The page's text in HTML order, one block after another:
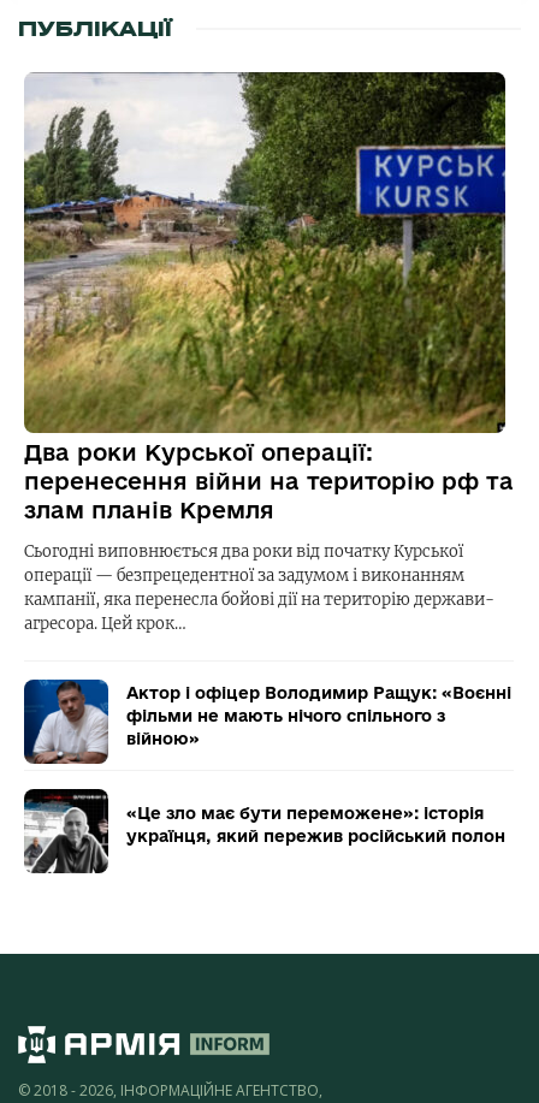
ПУБЛІКАЦІЇ
Два роки Курської операції:
перенесення війни на територію рф та
злам планів Кремля
Сьогодні виповнюється два роки від початку Курської
операції — безпрецедентної за задумом і виконанням
кампанії, яка перенесла бойові дії на територію держави-
агресора. Цей крок…
Актор і офіцер Володимир Ращук: «Воєнні
фільми не мають нічого спільного з
війною»
«Це зло має бути переможене»: історія
українця, який пережив російський полон
© 2018 - 2026, ІНФОРМАЦІЙНЕ АГЕНТСТВО,